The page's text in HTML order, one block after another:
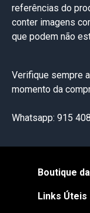
referências do
conter imagens
que podem não
Verifique sempre
momento da
Whatsapp: 915
Boutique
Links Úteis